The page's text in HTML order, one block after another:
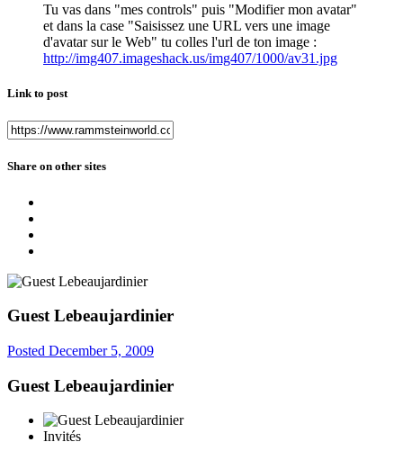
Tu vas dans "mes controls" puis "Modifier mon avatar"
et dans la case "Saisissez une URL vers une image
d'avatar sur le Web" tu colles l'url de ton image :
http://img407.imageshack.us/img407/1000/av31.jpg
Link to post
Share on other sites
Guest Lebeaujardinier
Posted December 5, 2009
Guest Lebeaujardinier
Invités